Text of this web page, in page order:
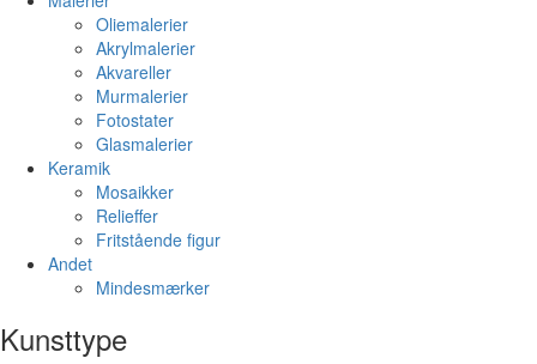
Oliemalerier
Akrylmalerier
Akvareller
Murmalerier
Fotostater
Glasmalerier
Keramik
Mosaikker
Relieffer
Fritstående figur
Andet
Mindesmærker
Kunsttype